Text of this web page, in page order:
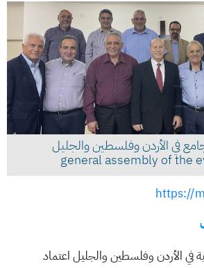
في الأردن وفلسطين والجليل
general assembly of the
https://
في الأردن وفلسطين والجليل اعتماد